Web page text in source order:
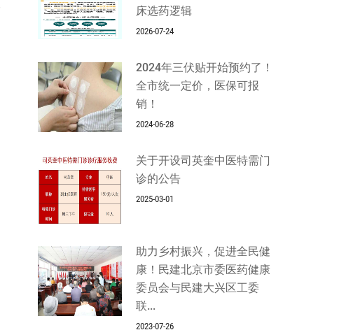
床选药逻辑
2026-07-24
2024年三伏贴开始预约了！
全市统一定价，医保可报
销！
2024-06-28
关于开设司英奎中医特需门
诊的公告
2025-03-01
助力乡村振兴，促进全民健
康！民建北京市委医药健康
委员会与民建大兴区工委
联...
2023-07-26